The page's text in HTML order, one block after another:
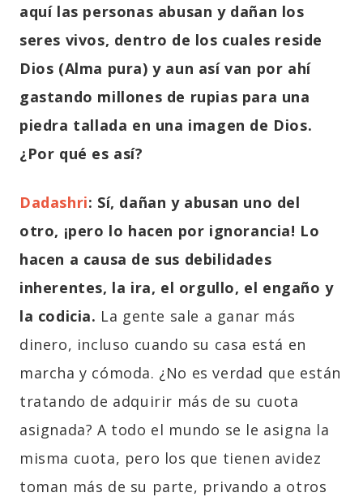
aquí las personas abusan y dañan los
seres vivos, dentro de los cuales reside
Dios (Alma pura) y aun así van por ahí
gastando millones de rupias para una
piedra tallada en una imagen de Dios.
¿Por qué es así?
Dadashri: Sí, dañan y abusan uno del
otro, ¡pero lo hacen por ignorancia! Lo
hacen a causa de sus debilidades
inherentes, la ira, el orgullo, el engaño y
la codicia. La gente sale a ganar más
dinero, incluso cuando su casa está en
marcha y cómoda. ¿No es verdad que están
tratando de adquirir más de su cuota
asignada? A todo el mundo se le asigna la
misma cuota, pero los que tienen avidez
toman más de su parte, privando a otros